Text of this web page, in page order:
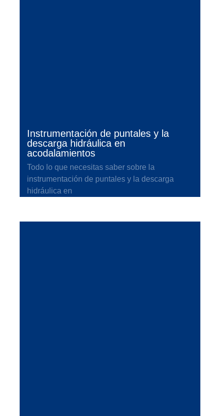
Instrumentación de puntales y la
descarga hidráulica en
acodalamientos
Todo lo que necesitas saber sobre la
instrumentación de puntales y la descarga
hidráulica en